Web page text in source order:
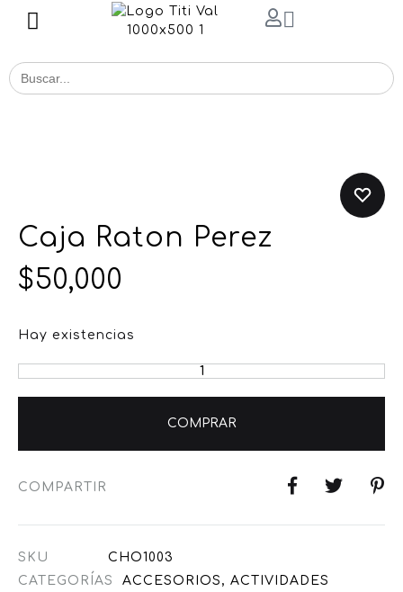
Buscar
for:
Caja Raton Perez
$50,000
Hay existencias
COMPRAR
COMPARTIR
SKU
CHO1003
CATEGORÍAS
ACCESORIOS , ACTIVIDADES